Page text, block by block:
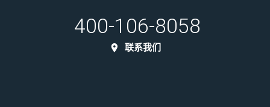
400-106-8058
联系我们